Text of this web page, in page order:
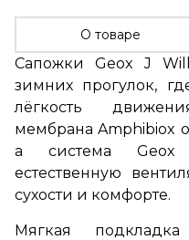
О товаре
Сапожки Geox J
зимних прогулок,
лёгкость
мембрана Amphibiox
а система Geox
естественную
сухости и комфорте.
Мягкая